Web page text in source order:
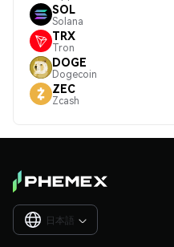
SOL
Solana
TRX
Tron
DOGE
Dogecoin
ZEC
Zcash
日本語 